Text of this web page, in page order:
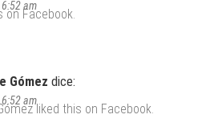
am
Facebook.
Gómez dice:
am
liked this on Facebook.